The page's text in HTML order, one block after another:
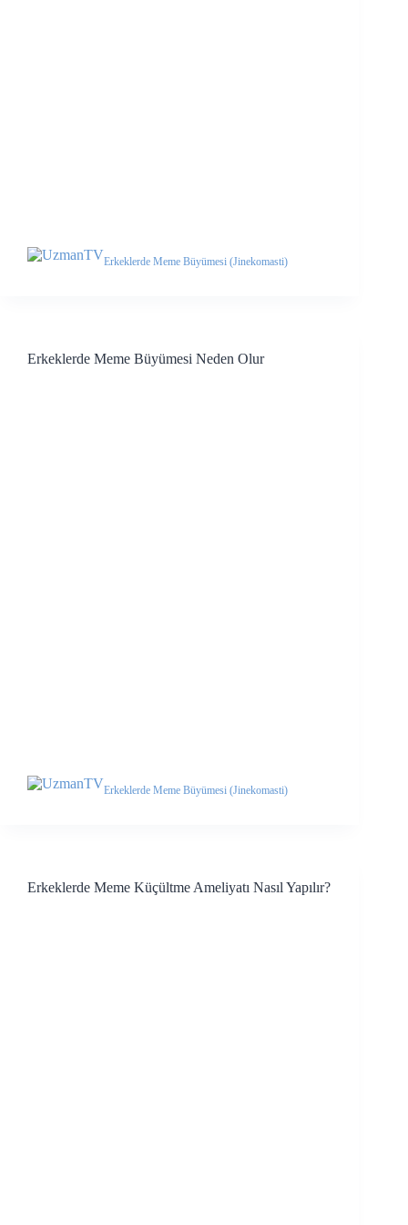
Erkeklerde Meme Büyümesi (Jinekomasti)
Erkeklerde Meme Büyümesi Neden Olur
Erkeklerde Meme Büyümesi (Jinekomasti)
Erkeklerde Meme Küçültme Ameliyatı Nasıl Yapılır?